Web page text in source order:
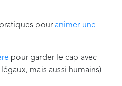
pour animer une
pour garder le cap avec
mais aussi humains)